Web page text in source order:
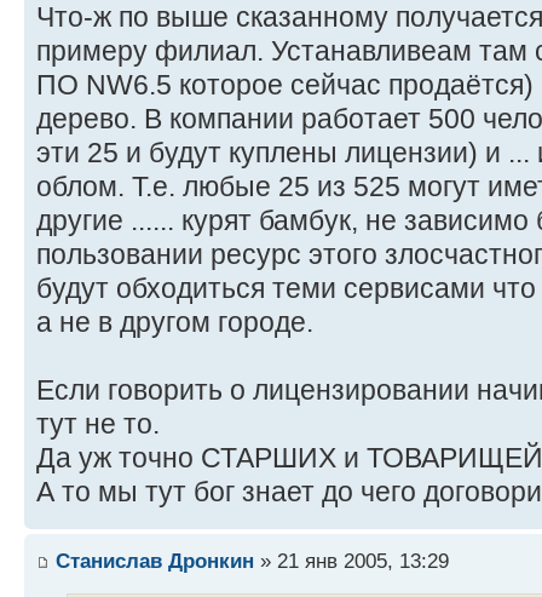
Что-ж по выше сказанному
примеру филиал. Устанавливеам там
ПО NW6.5 которое сейчас
дерево. В компании работает 500
эти 25 и будут куплены лицензии) и ...
облом. Т.е. любые 25 из 525 могут
другие ...... курят бамбук, не зависимо
пользовании ресурс этого
будут обходиться теми сервисами
а не в другом городе.
Если говорить о лицензировании
тут не то.
Да уж точно СТАРШИХ и ТОВАРИЩЕЙ
А то мы тут бог знает до чего
Станислав Дронкин » 21 янв 2005, 13:29